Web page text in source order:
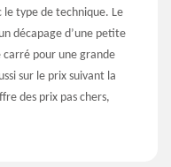
le type de technique. Le
décapage d’une petite
pour une grande
sur le prix suivant la
des prix pas chers,